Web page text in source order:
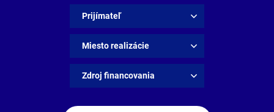
Prijímateľ
Miesto realizácie
Zdroj financovania